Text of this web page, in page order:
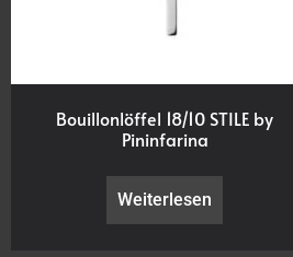
Bouillonlöffel 18/10 STILE by
Pininfarina
Weiterlesen